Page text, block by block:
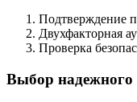
Подтверждение
Двухфакторная
Проверка
Выбор надежного